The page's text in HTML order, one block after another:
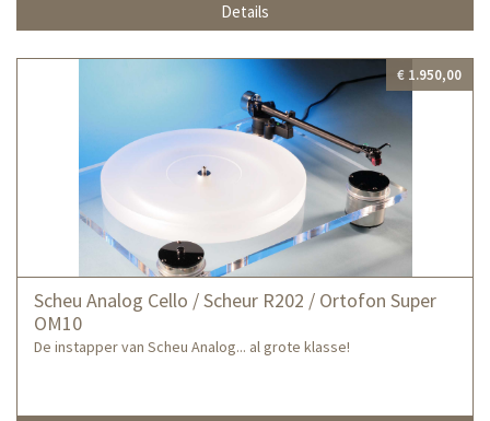
Details
Scheu Analog Cello / Scheur R202 / Ortofon Super
OM10
De instapper van Scheu Analog... al grote klasse!
€ 1.950,00